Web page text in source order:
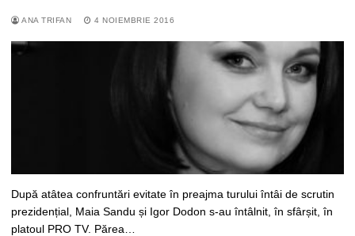
ANA TRIFAN 4 NOIEMBRIE 2016
După atâtea confruntări evitate în preajma turului întâi de scrutin
prezidențial, Maia Sandu și Igor Dodon s-au întâlnit, în sfârșit, în
platoul PRO TV. Părea…